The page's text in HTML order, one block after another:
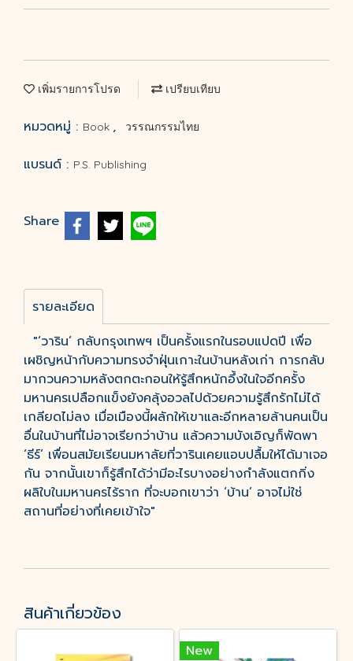
เพิ่มรายการโปรด เปรียบเทียบ
หมวดหมู่ : Book , วรรณกรรมไทย
แบรนด์ : P.S. Publishing
Share
รายละเอียด
"‘วาริน’ กลับกรุงเทพฯ เป็นครั้งแรกในรอบแปดปี เพื่อ
เผชิญหน้ากับความทรงจำฝุ่นเกาะในบ้านหลังเก่า การกลับ
มากวนความหลังตกตะกอนให้รู้สึกหนักอึ้งในใจอีกครั้ง
มหานครเปลือกแข็งยังคลุ้งอวลไปด้วยความรู้สึกรักไม่ได้
เกลียดไม่ลง เมื่อเมืองนี้ผลักให้เขาและอีกหลายล้านคนเป็น
อื่นในบ้านที่ไม่อาจเรียกว่าบ้าน แล้วความบังเอิญก็พัดพา
‘ธีร์’ เพื่อนสมัยเรียนมหาลัยที่วารินเคยแอบปลื้มให้ได้มาเจอ
กัน จากนั้นเขาก็รู้สึกได้ว่ามีอะไรบางอย่างกำลังแตกกิ่ง
ผลิใบในมหานครไร้ราก ที่จะบอกเขาว่า ‘บ้าน’ อาจไม่ใช่
สถานที่อย่างที่เคยเข้าใจ"
สินค้าเกี่ยวข้อง
New